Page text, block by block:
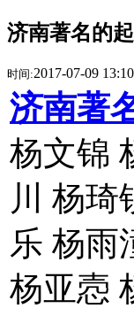
济南著名的
时间:2017-07-09 13:10
济南著
杨文锦
川 杨琦
乐 杨雨
杨亚悫